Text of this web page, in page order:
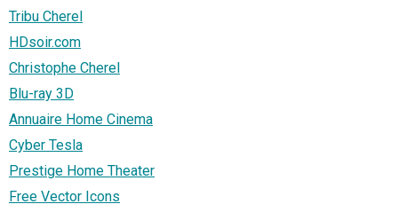
Tribu Cherel
HDsoir.com
Christophe Cherel
Blu-ray 3D
Annuaire Home Cinema
Cyber Tesla
Prestige Home Theater
Free Vector Icons